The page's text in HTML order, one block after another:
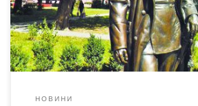
настрої. Разом із цісарем старіла й
монархія Крім безумовного […]
НОВИНИ